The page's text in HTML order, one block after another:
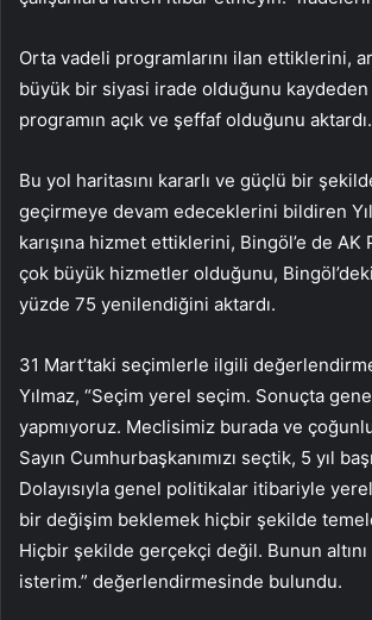
Orta vadeli programlarını ilan ettiklerini,
büyük bir siyasi irade olduğunu kaydeden
programın açık ve şeffaf olduğunu aktardı.
Bu yol haritasını kararlı ve güçlü bir
geçirmeye devam edeceklerini bildiren
karışına hizmet ettiklerini, Bingöl’e de
çok büyük hizmetler olduğunu,
yüzde 75 yenilendiğini aktardı.
31 Mart’taki seçimlerle ilgili
Yılmaz, “Seçim yerel seçim. Sonuçta
yapmıyoruz. Meclisimiz burada ve
Sayın Cumhurbaşkanımızı seçtik, 5 yıl
Dolayısıyla genel politikalar itibariyle
bir değişim beklemek hiçbir şekilde
Hiçbir şekilde gerçekçi değil. Bunun
isterim.” değerlendirmesinde bulundu.